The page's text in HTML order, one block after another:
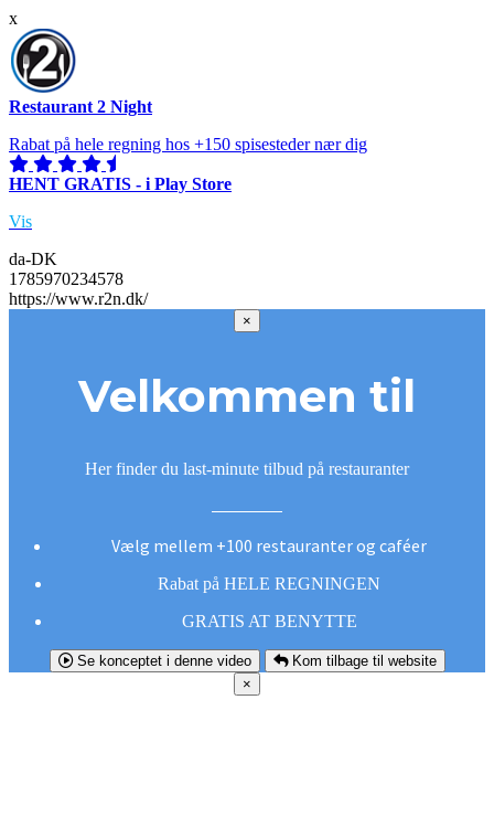
x
Restaurant 2 Night
Rabat på hele regning hos +150 spisesteder nær dig
HENT GRATIS - i Play Store
Vis
da-DK
1785970234578
https://www.r2n.dk/
×
Velkommen til
Her finder du last-minute tilbud på restauranter
Vælg mellem +100 restauranter og caféer
Rabat på HELE REGNINGEN
GRATIS AT BENYTTE
Se konceptet i denne video
Kom tilbage til website
×